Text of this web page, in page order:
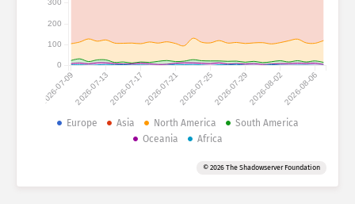
हल्ल्याची आकडेवारी: उपकरणे
डेटा सेट2026-07-092026-07-132026-07-172026-07-212026-07-252026-07-292026-08-022026-08-06
0
100
200
300
Europe Asia North America
South America
Oceania
Africa
© 2026 The Shadowserver Foundation